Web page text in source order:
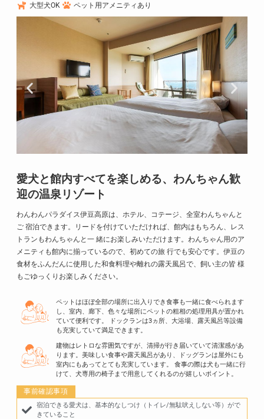
大型犬OK ペット用アメニティあり
愛犬と館内すべてを楽しめる、わんちゃん歓
迎の温泉リゾート
わんわんパラダイス伊豆高原は、ホテル、コテージ、全室わんちゃんと
ご 宿泊できます。リードを付けていただければ、館内はもちろん、レス
トランもわんちゃんと一 緒にお楽しみいただけます。わんちゃん用のア
メニティも館内に揃っているので、初めての旅 行でも安心です。伊豆の
食材をふんだんに使用した和食料理や離れの露天風呂で、飼い主の皆 様
もごゆっくりお楽しみください。
ペットはほぼ全部の場所に出入りでき食事も一緒に食べられます
し、室内、廊下、色々な場所にペットの粗相の処理用具が置かれ
ていて便利です。 ドックランは3ヵ所、大浴場、露天風呂等設備
も充実していて満足できます。
建物はレトロな雰囲気ですが、清掃が行き届いていて清潔感があ
ります。美味しい食事や露天風呂があり、ドッグランは屋外にも
室内にもあってとても充実しています。 食事の際は犬も一緒に行
けて、犬専用の椅子まで用意してくれるのが嬉しいポイント。
事前確認事項
宿泊できる愛犬は、基本的なしつけ（トイレ/無駄吠えしない等）がで
きていること